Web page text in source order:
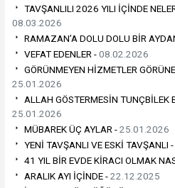
TAVŞANLILI 2026 YILI İÇİNDE
08.03.2026
RAMAZAN’A DOLU DOLU BİR
VEFAT EDENLER -08.02.2026
GÖRÜNMEYEN HİZMETLER
25.01.2026
ALLAH GÖSTERMESİN TUNÇBİLEK
25.01.2026
MÜBAREK ÜÇ AYLAR -25.01.2026
YENİ TAVŞANLI VE ESKİ TAVŞANLI -
41 YIL BİR EVDE KİRACI OLMAK
ARALIK AYI İÇİNDE -22.12.2025